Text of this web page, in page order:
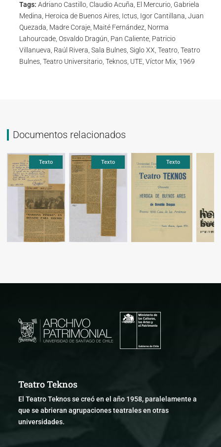
Tags: Adriano Castillo, Claudio Acuña, El Mercurio, Gabriela
Medina, Heroica de Buenos Aires, Ictus, Igor Cantillana, Juan
Quezada, Madre Coraje, Maité Fernández, Norma
Lahourcade, Osvaldo Dragún, Pan Caliente, Patricio
Villanueva, Raúl Rivera, Sala Bulnes, Siglo XX, Teatro, Teatro
Bulnes, Teatro Universitario, Teknos, UTE, Víctor Mix, 1969
Documentos relacionados
Texto Texto Texto
Teatro Teknos
El Teatro Teknos se creó en el año 1958, paralelamente a
que se abrieran agrupaciones teatrales en otras
universidades.